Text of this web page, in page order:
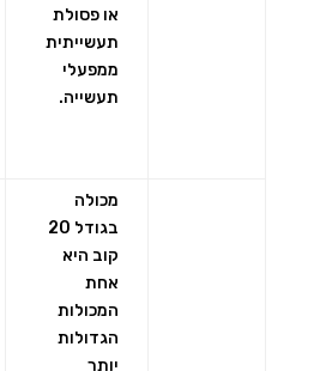
או פסולת
תעשייתית
ממפעלי
תעשייה.
מכולה
בגודל 20
קוב היא
אחת
המכולות
הגדולות
יותר